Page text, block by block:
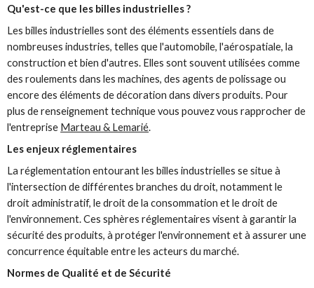
Qu'est-ce que les billes industrielles ?
Les billes industrielles sont des éléments essentiels dans de
nombreuses industries, telles que l'automobile, l'aérospatiale, la
construction et bien d'autres. Elles sont souvent utilisées comme
des roulements dans les machines, des agents de polissage ou
encore des éléments de décoration dans divers produits. Pour
plus de renseignement technique vous pouvez vous rapprocher de
l'entreprise Marteau & Lemarié.
Les enjeux réglementaires
La réglementation entourant les billes industrielles se situe à
l'intersection de différentes branches du droit, notamment le
droit administratif, le droit de la consommation et le droit de
l'environnement. Ces sphères réglementaires visent à garantir la
sécurité des produits, à protéger l'environnement et à assurer une
concurrence équitable entre les acteurs du marché.
Normes de Qualité et de Sécurité